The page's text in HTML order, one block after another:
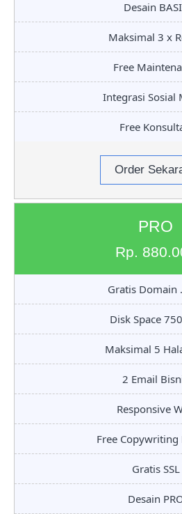
Desain
Maksimal 3 x
Free
Integrasi Sosial
Free
Order
PRO
Rp.
Gratis Domain
Disk Space
Maksimal 5
2 Email
Responsive
Free Copywriting
Gratis SSL
Desain